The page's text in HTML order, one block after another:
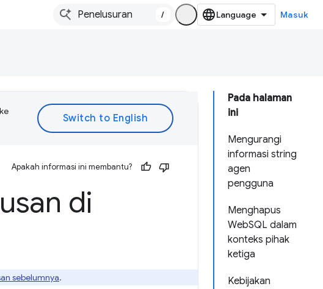
/ Masuk
Pada halaman
ini
Mengurangi
informasi string
agen
pengguna
Menghapus
WebSQL dalam
konteks pihak
ketiga
Kebijakan
Apakah informasi ini membantu?
di
sebelumnya.